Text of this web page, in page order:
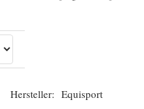
Equisport